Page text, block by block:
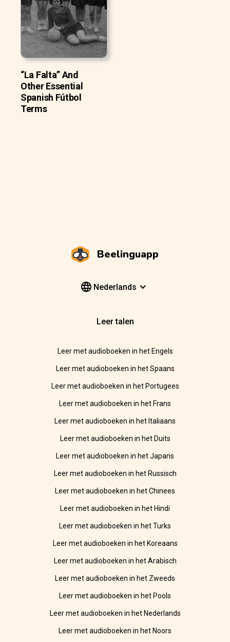
“La Falta” And
Other Essential
Spanish Fútbol
Terms
Beelinguapp
Nederlands
Leer talen
Leer met audioboeken in het Engels
Leer met audioboeken in het Spaans
Leer met audioboeken in het Portugees
Leer met audioboeken in het Frans
Leer met audioboeken in het Italiaans
Leer met audioboeken in het Duits
Leer met audioboeken in het Japans
Leer met audioboeken in het Russisch
Leer met audioboeken in het Chinees
Leer met audioboeken in het Hindi
Leer met audioboeken in het Turks
Leer met audioboeken in het Koreaans
Leer met audioboeken in het Arabisch
Leer met audioboeken in het Zweeds
Leer met audioboeken in het Pools
Leer met audioboeken in het Nederlands
Leer met audioboeken in het Noors